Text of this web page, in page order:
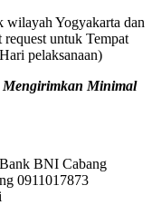
Yogyakarta dan
untuk Tempat
pelaksanaan)
Mengirimkan Minimal
BNI Cabang
0911017873